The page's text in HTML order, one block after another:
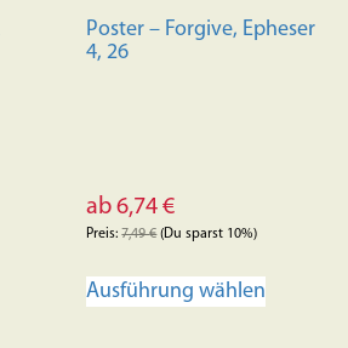
Poster – Forgive, Epheser
4, 26
ab6,74€
Preis:7,49€(Du sparst 10%)
Ausführung wählen